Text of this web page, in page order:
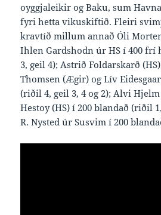
oyggjaleikir og Baku, sum
fyri hetta vikuskiftið. Fleiri
kravtíð millum annað Óli
Ihlen Gardshodn úr HS í 400
3, geil 4); Astrið Foldarskarð
Thomsen (Ægir) og Lív
(riðil 4, geil 3, 4 og 2); Alvi
Hestoy (HS) í 200 blandað (riðil
R. Nysted úr Susvim í 200